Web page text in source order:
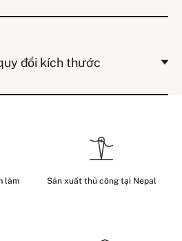
đổi kích thước
làm
Sản xuất thủ công tại Nepal